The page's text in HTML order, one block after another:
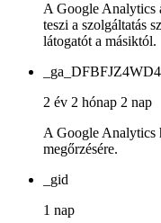
A Google Analytics
teszi a szolgáltatás
látogatót a másiktól.
_ga_DFBFJZ4WD4
2 év 2 hónap 2 nap
A Google Analytics
megőrzésére.
_gid
1 nap